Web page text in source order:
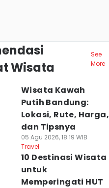
Wisata
See
More
Wisata Kawah
Putih Bandung:
Lokasi, Rute, Harga,
dan Tipsnya
05 Agu 2026, 18:19 WIB
Travel
10 Destinasi Wisata
untuk
Memperingati HUT